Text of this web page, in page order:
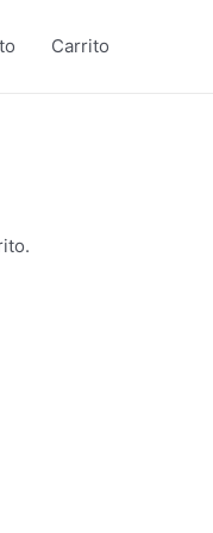
Carrito